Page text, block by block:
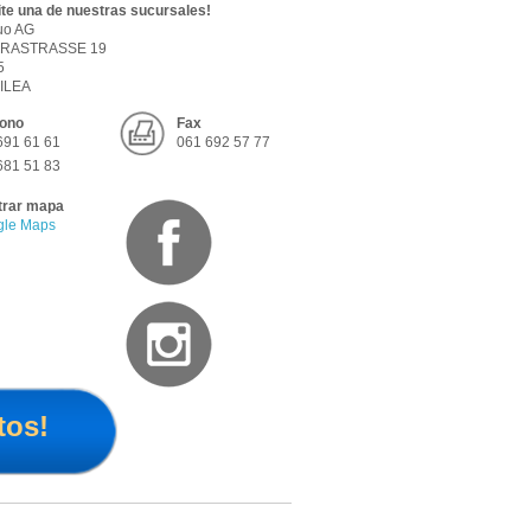
una de nuestras sucursales!
AG
19
61 61
51 83
Fax
061 692 57 77
mapa
Maps